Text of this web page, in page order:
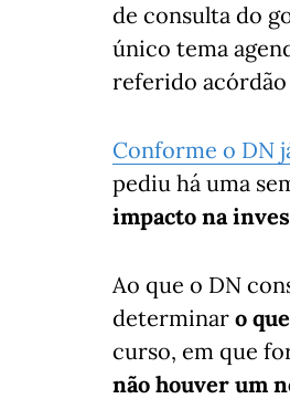
de consulta do
único tema
referido acórdão
Conforme o DN
pediu há uma
impacto na
Ao que o DN
determinar o
curso, em que
não houver um